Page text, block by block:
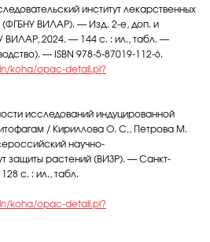
институт лекарственных
(ФГБНУ ВИЛАР). — Изд. 2-е, доп. и
2024. — 144 с. : ил., табл. —
— ISBN 978-5-87019-112-6.
koha/opac-detail.pl?
исследований индуцированной
/ Кириллова О. С., Петрова М.
научно-
защиты растений (ВИЗР). — Санкт-
с. : ил., табл.
koha/opac-detail.pl?